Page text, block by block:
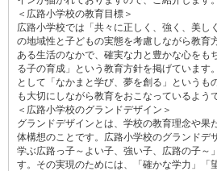
＜広路小学校の教育目標＞
広路小学校では「共々に正しく、強く、美し
の地域性と子どもの実態を考慮しながら教育
ある生活のなかで、確実な力と豊かな心をも
る子の育成」という教育方針を掲げています
として「なかまと学び、夢を創る」というも
も大切にしながら教育をおこなっているよう
＜広路小学校のグランドデザイン＞
グランドデザインとは、学校の教育理念や果
体構想のことです。広路小学校のグランドデ
学ぶ広路っ子～よい子、強い子、広路の子～
す。その実現のためには、「確かな学力」「